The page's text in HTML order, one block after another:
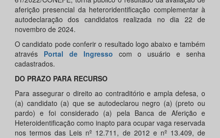
aferição presencial da heteroridentificação complementar à
autodeclaração dos candidatos realizada no dia 22 de
novembro de 2024.
O candidato pode conferir o resultado logo abaixo e também
através Portal de Ingresso com o usuário e senha
cadastrados.
DO PRAZO PARA RECURSO
Para assegurar o direito ao contraditório e ampla defesa, o
(a) candidato (a) que se autodeclarou negro (a) (preto ou
pardo) e foi considerado (a) pela Banca de Aferição e
Heteroidentificação como inapto para ocupar vaga reservada
nos termos das Leis nº 12.711, de 2012 e nº 13.409, de